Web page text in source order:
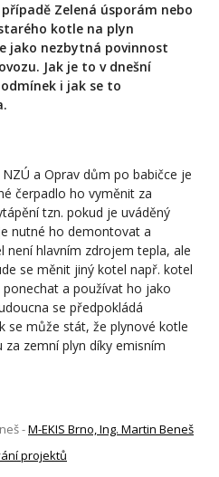
Zelená úsporám nebo
kotle na plyn
jako nezbytná povinnost
Jak je to v dnešní
i jak se to
a Oprav dům po babičce je
čerpadlo ho vyměnit za
tzn. pokud je uváděný
nutné ho demontovat a
není hlavním zdrojem tepla, ale
se měnit jiný kotel např. kotel
a používat ho jako
se předpokládá
se může stát, že plynové kotle
zemní plyn díky emisním
-M-EKIS Brno, Ing. Martin Beneš
projektů